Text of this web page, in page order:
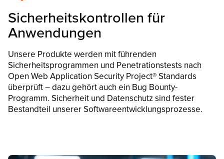
Sicherheits­kontrollen für
Anwendungen
Unsere Produkte werden mit führenden
Sicherheitsprogrammen und Penetrationstests nach
Open Web Application Security Project® Standards
überprüft – dazu gehört auch ein Bug Bounty-
Programm. Sicherheit und Datenschutz sind fester
Bestandteil unserer Softwareentwicklungsprozesse.